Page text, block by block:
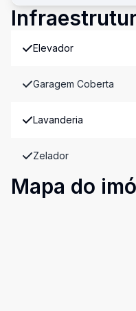
Elevador
Garagem Coberta
Lavanderia
Zelador
Mapa do